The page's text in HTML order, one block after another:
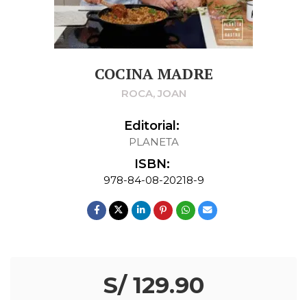
COCINA MADRE
ROCA, JOAN
Editorial:
PLANETA
ISBN:
978-84-08-20218-9
S/ 129.90